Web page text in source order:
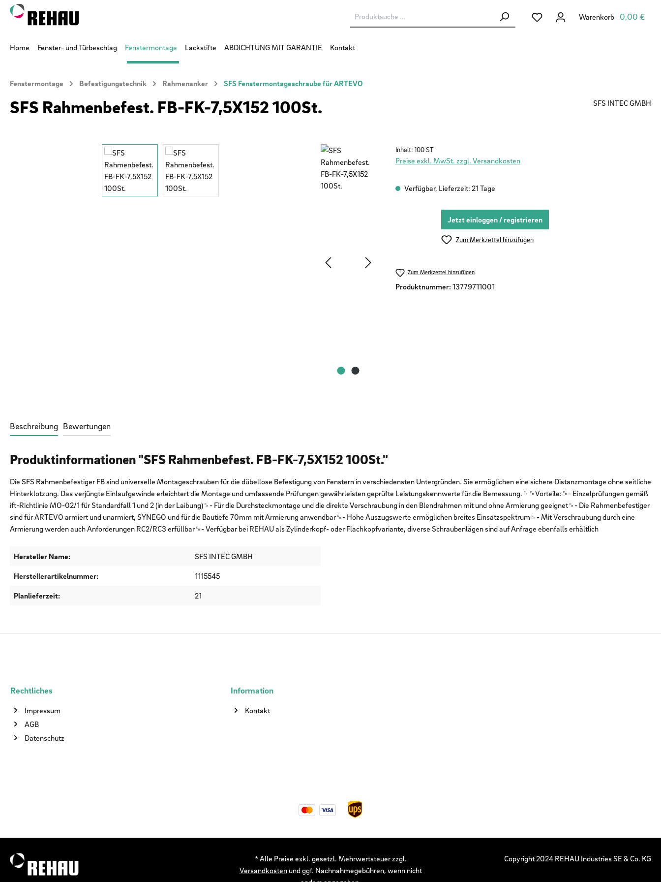
Hauptinhalt springen
Zur Suche springen
Zur Hauptnavigation springen
Du hast 0 Produkte auf dem
Warenkorb 0,00 €
Home Fenster- und Türbeschlag Fenstermontage Lackstifte ABDICHTUNG MIT GARANTIE Kontakt
Fenstermontage Befestigungstechnik Rahmenanker SFS Fenstermontageschraube für ARTEVO
SFS Rahmenbefest. FB-FK-7,5X152 100St. SFS INTEC GMBH
Inhalt:100 ST
Preise exkl. MwSt. zzgl. Versandkosten
Verfügbar, Lieferzeit: 21 Tage
Jetzt einloggen / registrieren
Zum Merkzettel hinzufügen
Zum Merkzettel hinzufügen
Produktnummer: 13779711001
Beschreibung Bewertungen
Produktinformationen "SFS Rahmenbefest. FB-FK-7,5X152 100St."
Die SFS Rahmenbefestiger FB sind universelle Montageschrauben für die dübellose Befestigung von Fenstern in verschiedensten Untergründen. Sie ermöglichen eine sichere Distanzmontage ohne seitliche
Hinterklotzung. Das verjüngte Einlaufgewinde erleichtert die Montage und umfassende Prüfungen gewährleisten geprüfte Leistungskennwerte für die Bemessung.␍␍Vorteile:␍- Einzelprüfungen gemäß
ift-Richtlinie MO-02/1 für Standardfall 1 und 2 (in der Laibung)␍- Für die Durchsteckmontage und die direkte Verschraubung in den Blendrahmen mit und ohne Armierung geeignet␍- Die Rahmenbefestiger
sind für ARTEVO armiert und unarmiert, SYNEGO und für die Bautiefe 70mm mit Armierung anwendbar␍- Hohe Auszugswerte ermöglichen breites Einsatzspektrum␍- Mit Verschraubung durch eine
Armierung werden auch Anforderungen RC2/RC3 erfüllbar␍- Verfügbar bei REHAU als Zylinderkopf- oder Flachkopfvariante, diverse Schraubenlägen sind auf Anfrage ebenfalls erhältlich
Hersteller Name:
SFS INTEC GMBH
Herstellerartikelnummer:
1115545
Planlieferzeit:
21
Rechtliches
Impressum
AGB
Datenschutz
Information
Kontakt
* Alle Preise exkl. gesetzl. Mehrwertsteuer zzgl.
Versandkostenund ggf. Nachnahmegebühren, wenn nicht
Copyright 2024 REHAU Industries SE & Co. KG